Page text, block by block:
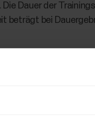
Dauer der
beträgt bei